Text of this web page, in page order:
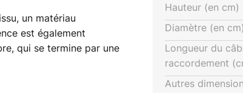
un matériau
est également
qui se termine par une
attrayante avec une
Hauteur (en cm)
Diamètre (en
Longueur du
raccordement
Autres